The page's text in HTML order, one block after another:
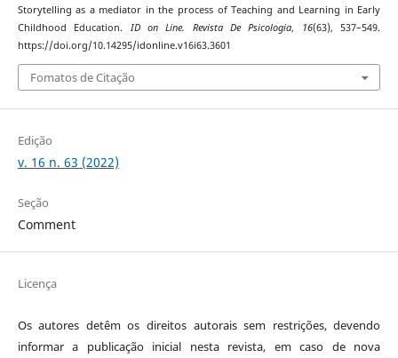
Storytelling as a mediator in the process of Teaching and Learning in Early
Childhood Education. ID on Line. Revista De Psicologia, 16(63), 537–549.
https://doi.org/10.14295/idonline.v16i63.3601
Fomatos de Citação
Edição
v. 16 n. 63 (2022)
Seção
Comment
Licença
Os autores detêm os direitos autorais sem restrições, devendo
informar a publicação inicial nesta revista, em caso de nova